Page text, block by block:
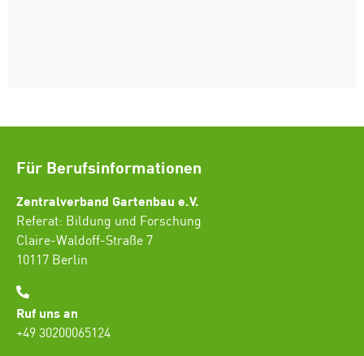
Für Berufsinformationen
Zentralverband Gartenbau e.V.
Referat: Bildung und Forschung
Claire-Waldoff-Straße 7
10117 Berlin
Ruf uns an
+49 30200065124